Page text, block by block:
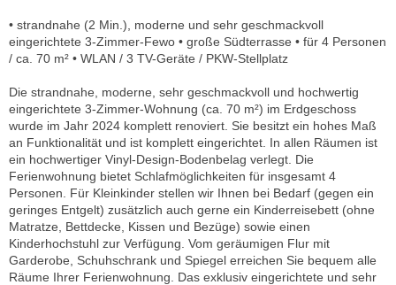
• strandnahe (2 Min.), moderne und sehr geschmackvoll
eingerichtete 3-Zimmer-Fewo • große Südterrasse • für 4 Personen
/ ca. 70 m² • WLAN / 3 TV-Geräte / PKW-Stellplatz
Die strandnahe, moderne, sehr geschmackvoll und hochwertig
eingerichtete 3-Zimmer-Wohnung (ca. 70 m²) im Erdgeschoss
wurde im Jahr 2024 komplett renoviert. Sie besitzt ein hohes Maß
an Funktionalität und ist komplett eingerichtet. In allen Räumen ist
ein hochwertiger Vinyl-Design-Bodenbelag verlegt. Die
Ferienwohnung bietet Schlafmöglichkeiten für insgesamt 4
Personen. Für Kleinkinder stellen wir Ihnen bei Bedarf (gegen ein
geringes Entgelt) zusätzlich auch gerne ein Kinderreisebett (ohne
Matratze, Bettdecke, Kissen und Bezüge) sowie einen
Kinderhochstuhl zur Verfügung. Vom geräumigen Flur mit
Garderobe, Schuhschrank und Spiegel erreichen Sie bequem alle
Räume Ihrer Ferienwohnung. Das exklusiv eingerichtete und sehr